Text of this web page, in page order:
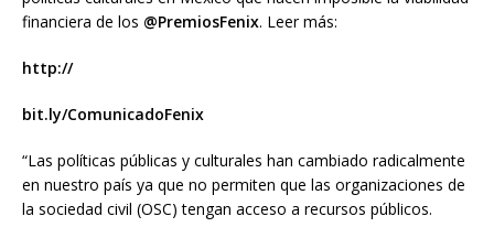
financiera de los @PremiosFenix. Leer más:
http://
bit.ly/ComunicadoFenix
“Las políticas públicas y culturales han cambiado radicalmente
en nuestro país ya que no permiten que las organizaciones de
la sociedad civil (OSC) tengan acceso a recursos públicos.